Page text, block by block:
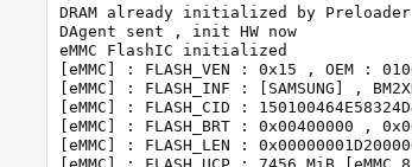
DRAM already initialized by Preloader
DAgent sent , init HW now
eMMC FlashIC initialized
[eMMC] : FLASH_VEN : 0x15 , OEM :
[eMMC] : FLASH_INF : [SAMSUNG] ,
[eMMC] : FLASH_CID :
[eMMC] : FLASH_BRT : 0x00400000 ,
[eMMC] : FLASH_LEN :